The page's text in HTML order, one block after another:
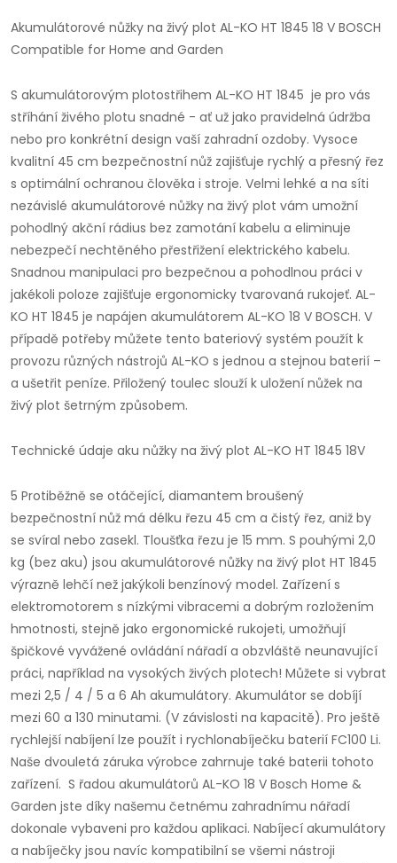
Akumulátorové nůžky na živý plot AL-KO HT 1845 18 V BOSCH
Compatible for Home and Garden
S akumulátorovým plotostřihem AL-KO HT 1845 je pro vás
stříhání živého plotu snadné - ať už jako pravidelná údržba
nebo pro konkrétní design vaší zahradní ozdoby. Vysoce
kvalitní 45 cm bezpečnostní nůž zajišťuje rychlý a přesný řez
s optimální ochranou člověka i stroje. Velmi lehké a na síti
nezávislé akumulátorové nůžky na živý plot vám umožní
pohodlný akční rádius bez zamotání kabelu a eliminuje
nebezpečí nechtěného přestřižení elektrického kabelu.
Snadnou manipulaci pro bezpečnou a pohodlnou práci v
jakékoli poloze zajišťuje ergonomicky tvarovaná rukojeť. AL-
KO HT 1845 je napájen akumulátorem AL-KO 18 V BOSCH. V
případě potřeby můžete tento bateriový systém použít k
provozu různých nástrojů AL-KO s jednou a stejnou baterií –
a ušetřit peníze. Přiložený toulec slouží k uložení nůžek na
živý plot šetrným způsobem.
Technické údaje aku nůžky na živý plot AL-KO HT 1845 18V
5 Protiběžně se otáčející, diamantem broušený
bezpečnostní nůž má délku řezu 45 cm a čistý řez, aniž by
se svíral nebo zasekl. Tloušťka řezu je 15 mm. S pouhými 2,0
kg (bez aku) jsou akumulátorové nůžky na živý plot HT 1845
výrazně lehčí než jakýkoli benzínový model. Zařízení s
elektromotorem s nízkými vibracemi a dobrým rozložením
hmotnosti, stejně jako ergonomické rukojeti, umožňují
špičkové vyvážené ovládání nářadí a obzvláště neunavující
práci, například na vysokých živých plotech! Můžete si vybrat
mezi 2,5 / 4 / 5 a 6 Ah akumulátory. Akumulátor se dobíjí
mezi 60 a 130 minutami. (V závislosti na kapacitě). Pro ještě
rychlejší nabíjení lze použít i rychlonabíječku baterií FC100 Li.
Naše dvouletá záruka výrobce zahrnuje také baterii tohoto
zařízení. S řadou akumulátorů AL-KO 18 V Bosch Home &
Garden jste díky našemu četnému zahradnímu nářadí
dokonale vybaveni pro každou aplikaci. Nabíjecí akumulátory
a nabíječky jsou navíc kompatibilní se všemi nástroji